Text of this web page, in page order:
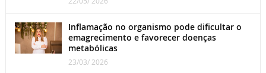
Inflamação no organismo pode dificultar o
emagrecimento e favorecer doenças
metabólicas
23/03/ 2026